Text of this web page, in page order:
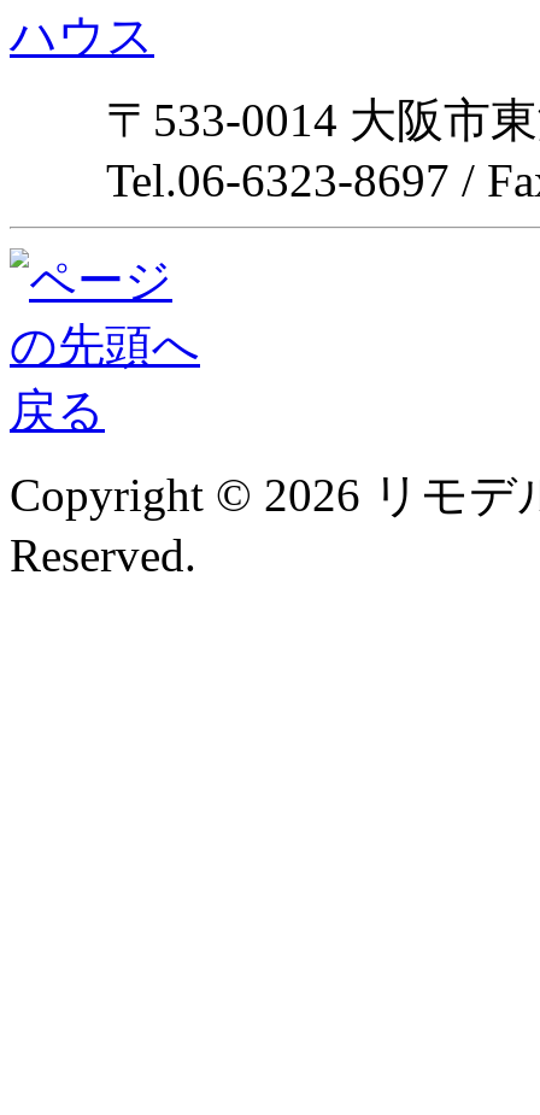
〒533-0014 大阪市
Tel.06-6323-8697 /
Copyright © 2026 リモデ
Reserved.